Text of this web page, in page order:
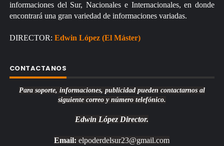
informaciones del Sur, Nacionales e Internacionales, en donde
encontrará una gran variedad de informaciones variadas.
DIRECTOR: Edwin López (El Máster)
CONTACTANOS
Para soporte, informaciones, publicidad pueden contactarnos al
siguiente correo y número telefónico.
Edwin López Director.
Email: elpoderdelsur23@gmail.com